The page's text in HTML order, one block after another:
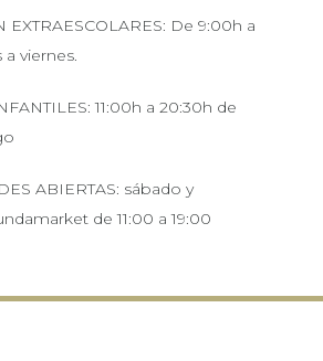
EXTRAESCOLARES: De 9:00h a
a viernes.
11:00h a 20:30h de
ABIERTAS: sábado y
de 11:00 a 19:00